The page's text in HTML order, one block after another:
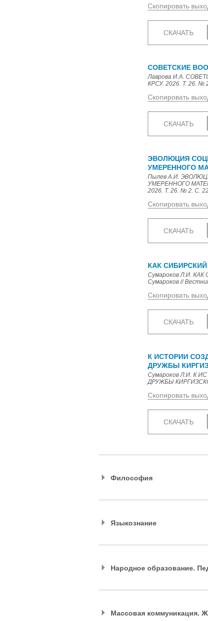
Скопировать
СКАЧАТЬ
СОВЕТСКИЕ
Лаврова И.А.
КРСУ. 2026. Т. 26. №
Скопировать
СКАЧАТЬ
ЭВОЛЮЦИЯ
УМЕРЕННОГО
Пылев А.И.
УМЕРЕННОГО
2026. Т. 26. № 2. С.
Скопировать
СКАЧАТЬ
КАК
Сумароков Л.И.
Сумароков //
Скопировать
СКАЧАТЬ
К ИСТОРИИ
ДРУЖБЫ
Сумароков Л.И. К
ДРУЖБЫ
Скопировать
СКАЧАТЬ
Философия
Языкознание
Народное образование.
Массовая коммуникация.